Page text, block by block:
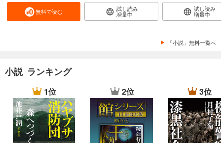
無料で読む 試し読み
増量中
試し読み
増量中
「小説」無料一覧へ
小説 ランキング
1位 2位 3位